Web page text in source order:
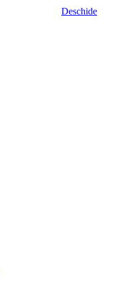
Deschide